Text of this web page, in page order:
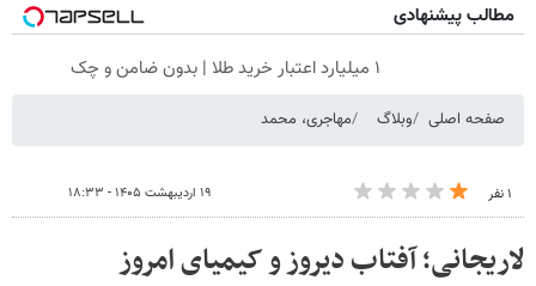
مطالب پیشنهادی
۱ میلیارد اعتبار خرید طلا | بدون ضامن و چک
صفحه اصلی وبلاگ مهاجری، محمد
۱ نفر ۱۹ اردیبهشت ۱۴۰۵ - ۱۸:۳۳
لاریجانی؛ آفتاب دیروز و کیمیای امروز